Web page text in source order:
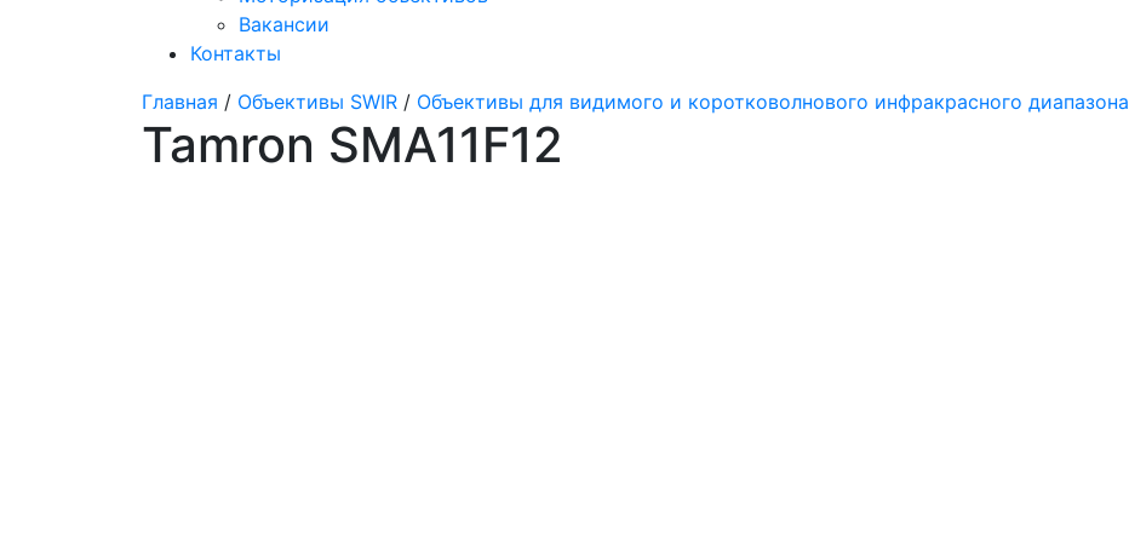
Вакансии
Контакты
Главная / Объективы SWIR / Объективы для видимого и коротковолнового инфракрасного диапазона
Tamron SMA11F12